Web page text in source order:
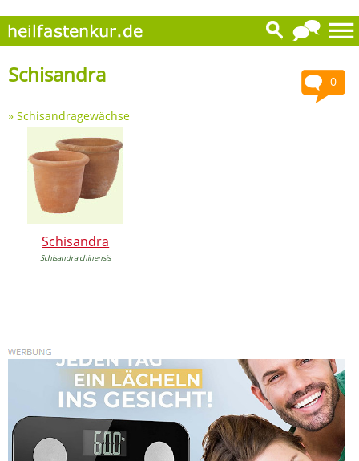
0
Schisandra
» Schisandragewächse
Schisandra
Schisandra chinensis